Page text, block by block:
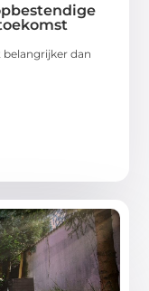
belangrijker dan